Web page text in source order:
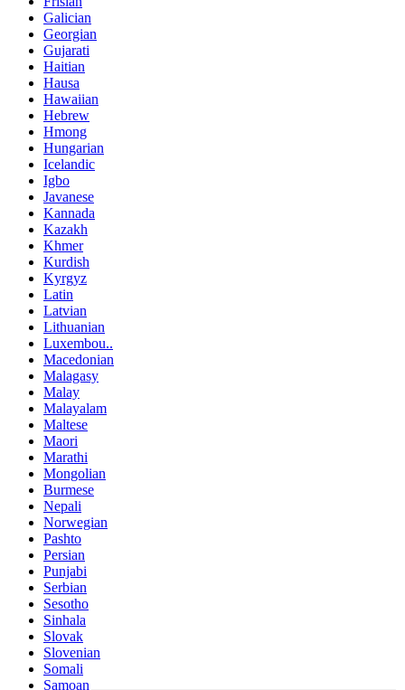
Galician
Georgian
Gujarati
Haitian
Hausa
Hawaiian
Hebrew
Hmong
Hungarian
Icelandic
Igbo
Javanese
Kannada
Kazakh
Khmer
Kurdish
Kyrgyz
Latin
Latvian
Lithuanian
Luxembou..
Macedonian
Malagasy
Malay
Malayalam
Maltese
Maori
Marathi
Mongolian
Burmese
Nepali
Norwegian
Pashto
Persian
Punjabi
Serbian
Sesotho
Sinhala
Slovak
Slovenian
Somali
Samoan